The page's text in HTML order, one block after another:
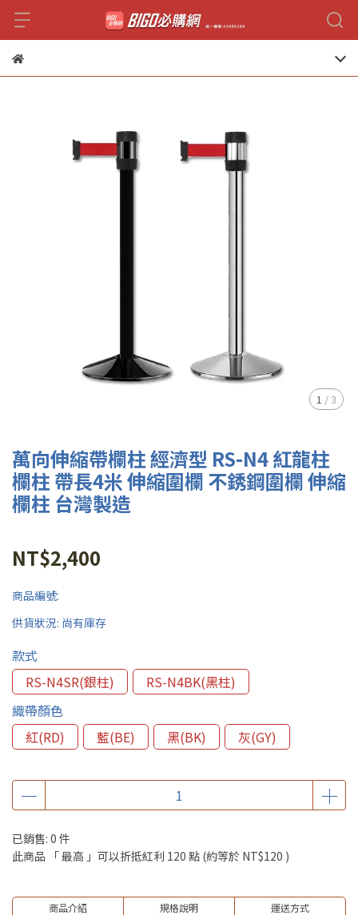
1 /3
萬向伸縮帶欄柱 經濟型 RS-N4 紅龍柱
欄柱 帶長4米 伸縮圍欄 不銹鋼圍欄 伸縮
欄柱 台灣製造
NT$2,400
商品編號:
供貨狀況: 尚有庫存
款式
RS-N4SR(銀柱)
RS-N4BK(黑柱)
織帶顏色
紅(RD)
藍(BE) 黑(BK) 灰(GY)
已銷售: 0 件
此商品 「 最高 」可以折抵紅利 120 點 (約等於 NT$120 )
商品介紹 規格說明 運送方式